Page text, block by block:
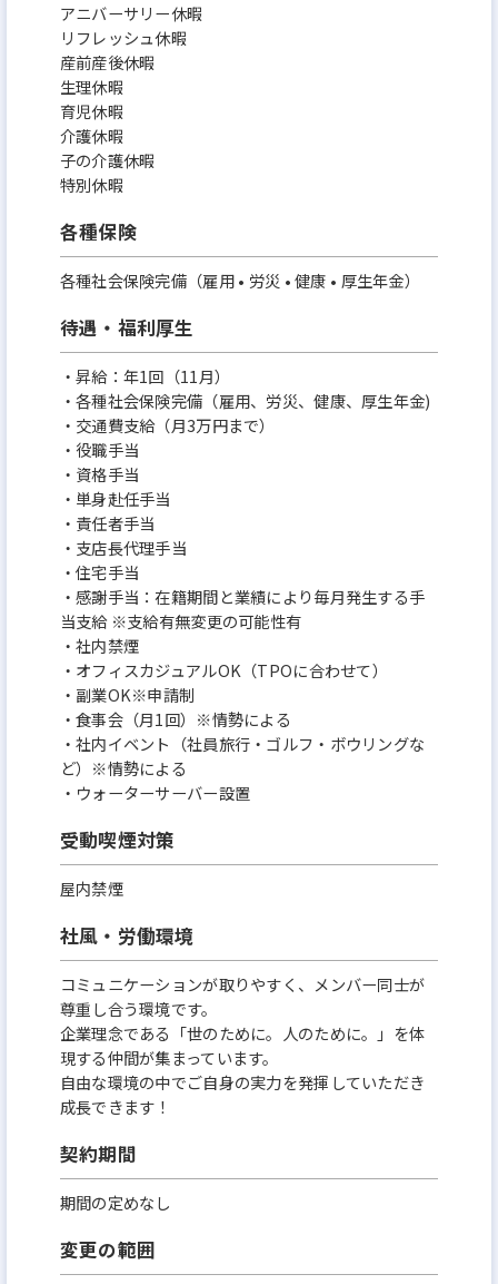
アニバーサリー休暇
リフレッシュ休暇
産前産後休暇
生理休暇
育児休暇
介護休暇
子の介護休暇
特別休暇
各種保険
各種社会保険完備（雇用 • 労災 • 健康 • 厚生年金）
待遇・福利厚生
・昇給：年1回（11月）
・各種社会保険完備（雇用、労災、健康、厚生年金)
・交通費支給（月3万円まで）
・役職手当
・資格手当
・単身赴任手当
・責任者手当
・支店長代理手当
・住宅手当
・感謝手当：在籍期間と業績により毎月発生する手
当支給 ※支給有無変更の可能性有
・社内禁煙
・オフィスカジュアルOK（TPOに合わせて）
・副業OK※申請制
・食事会（月1回）※情勢による
・社内イベント（社員旅行・ゴルフ・ボウリングな
ど）※情勢による
・ウォーターサーバー設置
受動喫煙対策
屋内禁煙
社風・労働環境
コミュニケーションが取りやすく、メンバー同士が
尊重し合う環境です。
企業理念である「世のために。人のために。」を体
現する仲間が集まっています。
自由な環境の中でご自身の実力を発揮していただき
成長できます！
契約期間
期間の定めなし
変更の範囲